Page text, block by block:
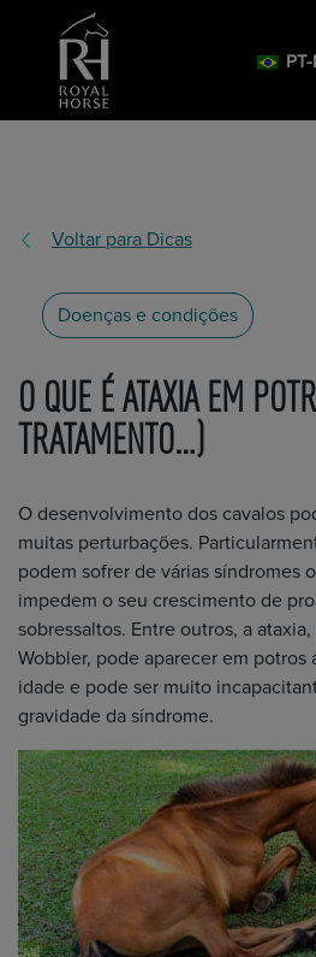
Doenças e condições
Voltar para Dicas
O QUE É ATAXIA EM
TRATAMENTO…)
O desenvolvimento dos cavalos
muitas perturbações.
podem sofrer de várias síndromes
impedem o seu crescimento de
sobressaltos. Entre outros, a
Wobbler, pode aparecer em potros
idade e pode ser muito
gravidade da síndrome.